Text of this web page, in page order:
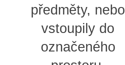
předměty, nebo
vstoupily do
označeného